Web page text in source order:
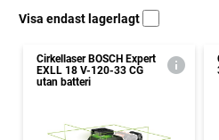
Visa endast lagerlagt
Cirkellaser BOSCH Expert
EXLL 18 V-120-33 CG
utan batteri